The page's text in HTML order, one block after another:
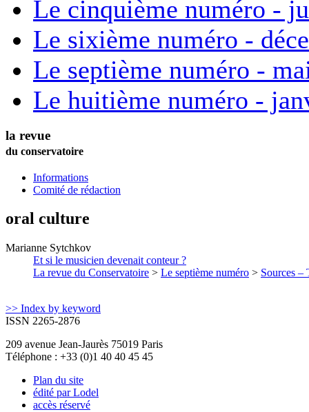
Le cinquième numéro -
Le sixième numéro -
Le septième numéro -
Le huitième numéro -
la revue
du conservatoire
Informations
Comité de rédaction
oral culture
Marianne Sytchkov
Et si le musicien devenait conteur ?
La revue du Conservatoire > Le septième numéro > Sources –
>> Index by keyword
ISSN 2265-2876
209 avenue Jean-Jaurès 75019 Paris
Téléphone : +33 (0)1 40 40 45 45
Plan du site
édité par Lodel
accès réservé